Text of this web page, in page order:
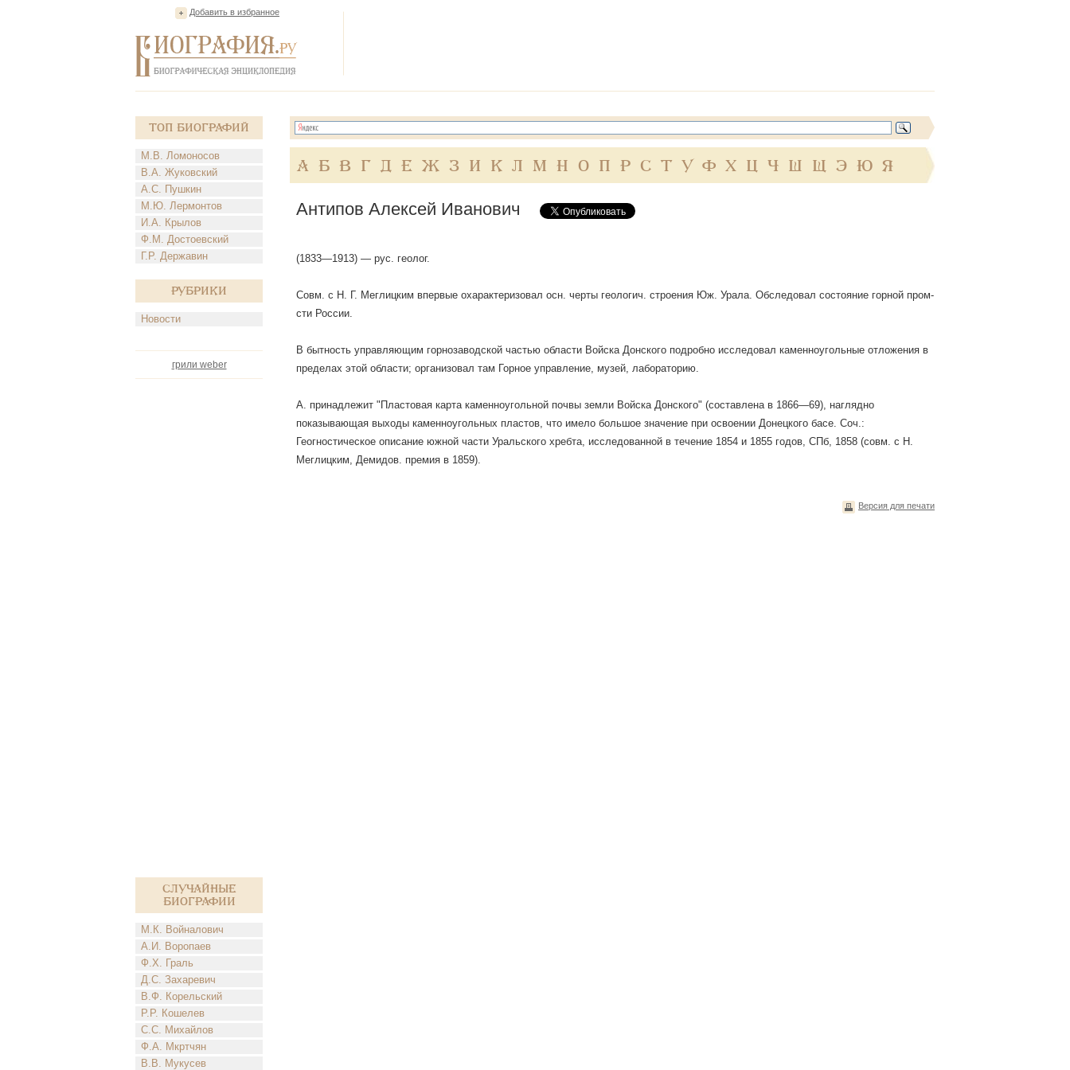
Добавить в избранное
Топ Биографий
М.В. Ломоносов
В.А. Жуковский
А.С. Пушкин
М.Ю. Лермонтов
И.А. Крылов
Ф.М. Достоевский
Г.Р. Державин
Рубрики
Новости
грили weber
Случайные
биографии
М.К. Войналович
А.И. Воропаев
Ф.Х. Граль
Д.С. Захаревич
В.Ф. Корельский
Р.Р. Кошелев
С.С. Михайлов
Ф.А. Мкртчян
В.В. Мукусев
А Б В Г Д Е Ж З И К Л М Н О П Р С Т У Ф Х Ц Ч Ш Щ Э Ю Я
Антипов Алексей Иванович
(1833—1913) — рус. геолог.
Совм. с Н. Г. Меглицким впервые охарактеризовал осн. черты геологич. строения Юж. Урала. Обследовал состояние горной пром-
сти России.
В бытность управляющим горнозаводской частью области Войска Донского подробно исследовал каменноугольные отложения в
пределах этой области; организовал там Горное управление, музей, лабораторию.
А. принадлежит "Пластовая карта каменноугольной почвы земли Войска Донского" (составлена в 1866—69), наглядно
показывающая выходы каменноугольных пластов, что имело большое значение при освоении Донецкого басе. Соч.:
Геогностическое описание южной части Уральского хребта, исследованной в течение 1854 и 1855 годов, СПб, 1858 (совм. с Н.
Меглицким, Демидов. премия в 1859).
Версия для печати